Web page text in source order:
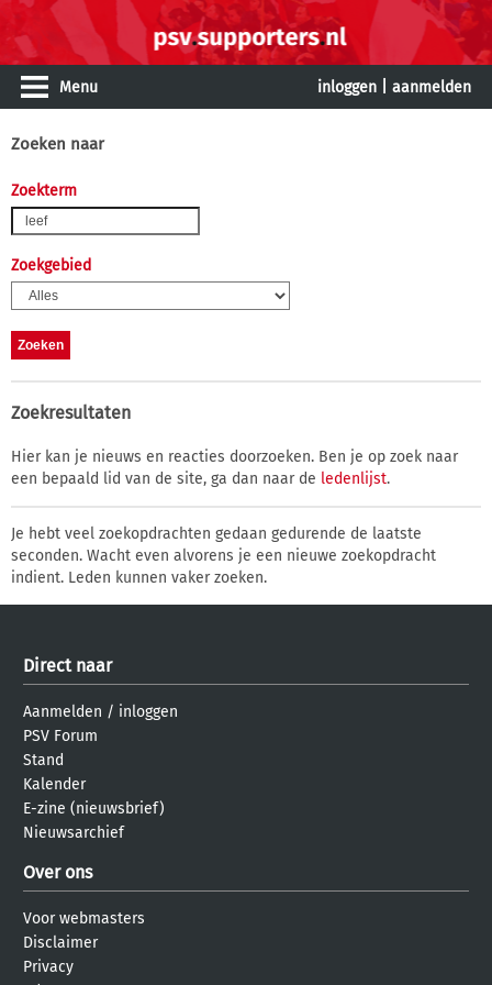
Menu inloggen aanmelden
Zoeken naar
Zoekterm
Zoekgebied
Zoekresultaten
Hier kan je nieuws en reacties doorzoeken. Ben je op zoek naar
een bepaald lid van de site, ga dan naar de ledenlijst.
Je hebt veel zoekopdrachten gedaan gedurende de laatste
seconden. Wacht even alvorens je een nieuwe zoekopdracht
indient. Leden kunnen vaker zoeken.
Direct naar
Aanmelden / inloggen
PSV Forum
Stand
Kalender
E-zine (nieuwsbrief)
Nieuwsarchief
Over ons
Voor webmasters
Disclaimer
Privacy